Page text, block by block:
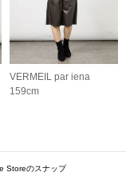
VERMEIL par iena
159cm
Storeのスナップ